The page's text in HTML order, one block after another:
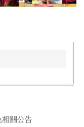
相關公告